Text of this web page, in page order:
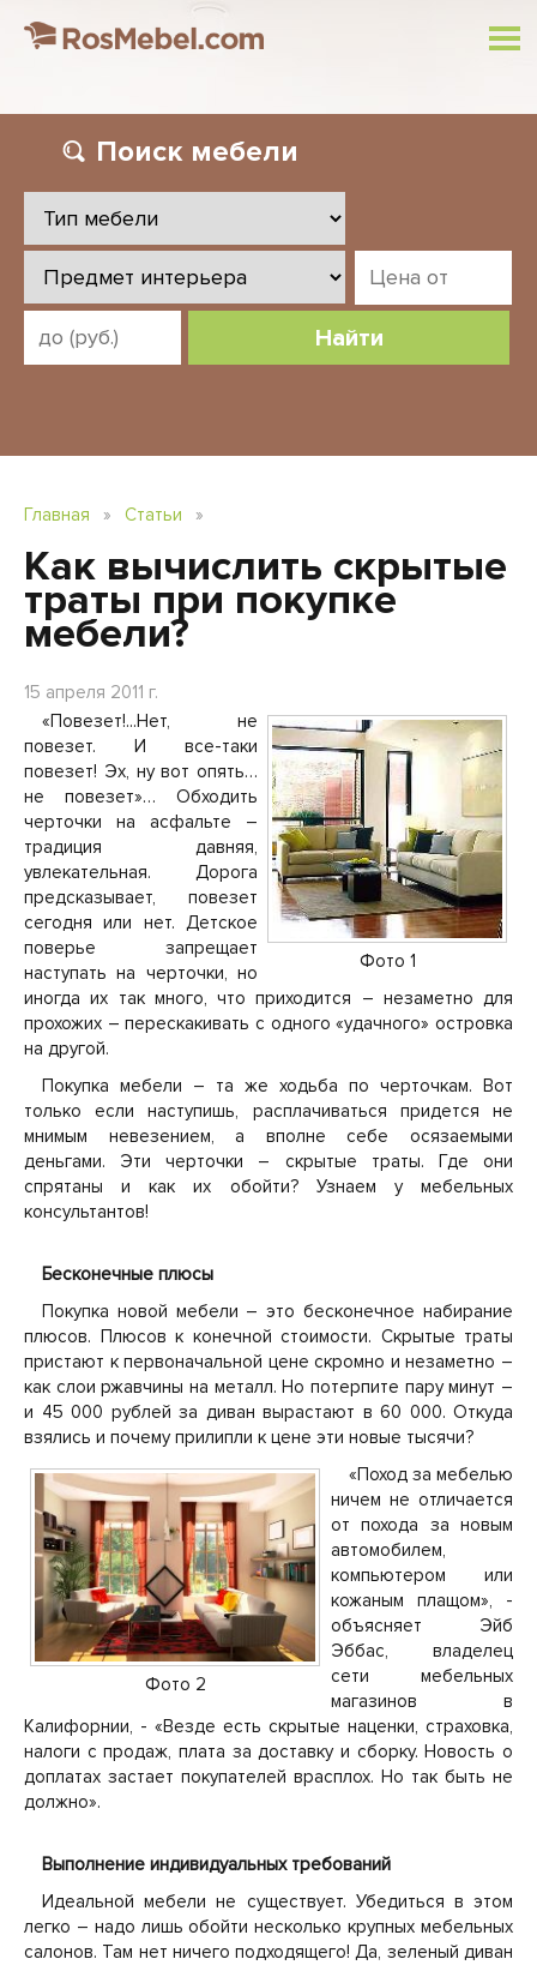
Поиск мебели
Найти
Главная » Статьи »
Как вычислить скрытые
траты при покупке
мебели?
15 апреля 2011 г.
Фото 1
«Повезет!...Нет, не
повезет. И все-таки
повезет! Эх, ну вот опять…
не повезет»… Обходить
черточки на асфальте –
традиция давняя,
увлекательная. Дорога
предсказывает, повезет
сегодня или нет. Детское
поверье запрещает
наступать на черточки, но
иногда их так много, что приходится – незаметно для
прохожих – перескакивать с одного «удачного» островка
на другой.
Покупка мебели – та же ходьба по черточкам. Вот
только если наступишь, расплачиваться придется не
мнимым невезением, а вполне себе осязаемыми
деньгами. Эти черточки – скрытые траты. Где они
спрятаны и как их обойти? Узнаем у мебельных
консультантов!
Бесконечные плюсы
Покупка новой мебели – это бесконечное набирание
плюсов. Плюсов к конечной стоимости. Скрытые траты
пристают к первоначальной цене скромно и незаметно –
как слои ржавчины на металл. Но потерпите пару минут –
и 45 000 рублей за диван вырастают в 60 000. Откуда
взялись и почему прилипли к цене эти новые тысячи?
Фото 2
«Поход за мебелью
ничем не отличается
от похода за новым
автомобилем,
компьютером или
кожаным плащом», -
объясняет Эйб
Эббас, владелец
сети мебельных
магазинов в
Калифорнии, - «Везде есть скрытые наценки, страховка,
налоги с продаж, плата за доставку и сборку. Новость о
доплатах застает покупателей врасплох. Но так быть не
должно».
Выполнение индивидуальных требований
Идеальной мебели не существует. Убедиться в этом
легко – надо лишь обойти несколько крупных мебельных
салонов. Там нет ничего подходящего! Да, зеленый диван